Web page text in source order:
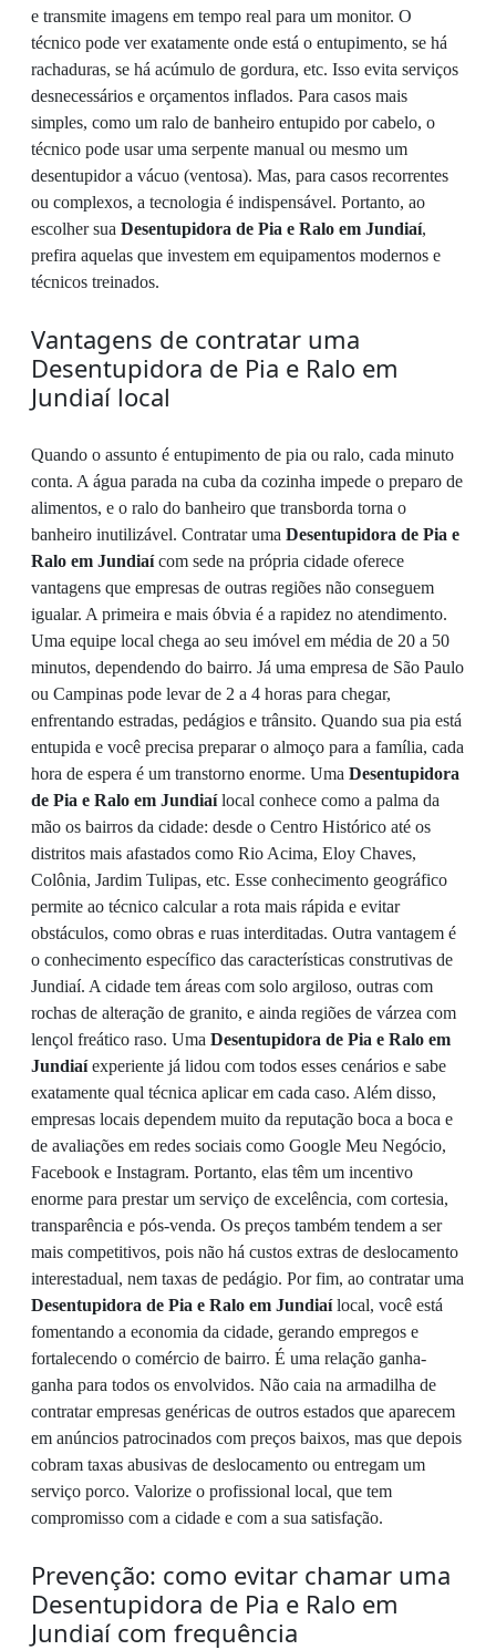
e transmite imagens em tempo real para um monitor. O
técnico pode ver exatamente onde está o entupimento, se há
rachaduras, se há acúmulo de gordura, etc. Isso evita serviços
desnecessários e orçamentos inflados. Para casos mais
simples, como um ralo de banheiro entupido por cabelo, o
técnico pode usar uma serpente manual ou mesmo um
desentupidor a vácuo (ventosa). Mas, para casos recorrentes
ou complexos, a tecnologia é indispensável. Portanto, ao
escolher sua Desentupidora de Pia e Ralo em Jundiaí,
prefira aquelas que investem em equipamentos modernos e
técnicos treinados.
Vantagens de contratar uma
Desentupidora de Pia e Ralo em
Jundiaí local
Quando o assunto é entupimento de pia ou ralo, cada minuto
conta. A água parada na cuba da cozinha impede o preparo de
alimentos, e o ralo do banheiro que transborda torna o
banheiro inutilizável. Contratar uma Desentupidora de Pia e
Ralo em Jundiaícom sede na própria cidade oferece
vantagens que empresas de outras regiões não conseguem
igualar. A primeira e mais óbvia é a rapidez no atendimento.
Uma equipe local chega ao seu imóvel em média de 20 a 50
minutos, dependendo do bairro. Já uma empresa de São Paulo
ou Campinas pode levar de 2 a 4 horas para chegar,
enfrentando estradas, pedágios e trânsito. Quando sua pia está
entupida e você precisa preparar o almoço para a família, cada
hora de espera é um transtorno enorme. Uma Desentupidora
de Pia e Ralo em Jundiaílocal conhece como a palma da
mão os bairros da cidade: desde o Centro Histórico até os
distritos mais afastados como Rio Acima, Eloy Chaves,
Colônia, Jardim Tulipas, etc. Esse conhecimento geográfico
permite ao técnico calcular a rota mais rápida e evitar
obstáculos, como obras e ruas interditadas. Outra vantagem é
o conhecimento específico das características construtivas de
Jundiaí. A cidade tem áreas com solo argiloso, outras com
rochas de alteração de granito, e ainda regiões de várzea com
lençol freático raso. Uma Desentupidora de Pia e Ralo em
Jundiaíexperiente já lidou com todos esses cenários e sabe
exatamente qual técnica aplicar em cada caso. Além disso,
empresas locais dependem muito da reputação boca a boca e
de avaliações em redes sociais como Google Meu Negócio,
Facebook e Instagram. Portanto, elas têm um incentivo
enorme para prestar um serviço de excelência, com cortesia,
transparência e pós-venda. Os preços também tendem a ser
mais competitivos, pois não há custos extras de deslocamento
interestadual, nem taxas de pedágio. Por fim, ao contratar uma
Desentupidora de Pia e Ralo em Jundiaílocal, você está
fomentando a economia da cidade, gerando empregos e
fortalecendo o comércio de bairro. É uma relação ganha-
ganha para todos os envolvidos. Não caia na armadilha de
contratar empresas genéricas de outros estados que aparecem
em anúncios patrocinados com preços baixos, mas que depois
cobram taxas abusivas de deslocamento ou entregam um
serviço porco. Valorize o profissional local, que tem
compromisso com a cidade e com a sua satisfação.
Prevenção: como evitar chamar uma
Desentupidora de Pia e Ralo em
Jundiaí com frequência